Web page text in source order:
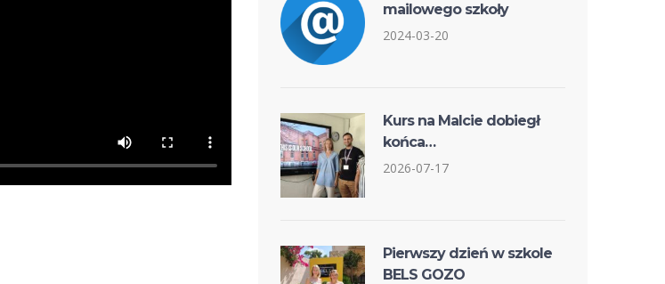
mailowego szkoły
2024-03-20
Kurs na Malcie dobiegł
końca…
2026-07-17
Pierwszy dzień w szkole
BELS GOZO